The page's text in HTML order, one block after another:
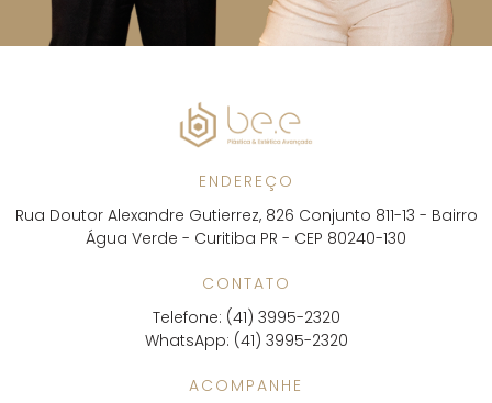
ENDEREÇO
Rua Doutor Alexandre Gutierrez, 826 Conjunto 811-13 - Bairro
Água Verde - Curitiba PR - CEP 80240-130
CONTATO
Telefone: (41) 3995-2320
WhatsApp: (41) 3995-2320
ACOMPANHE